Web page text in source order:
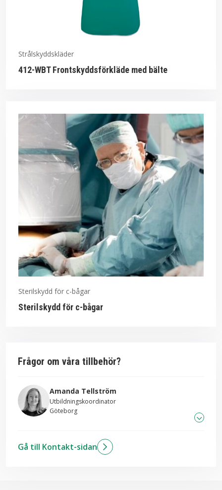
Strålskyddskläder
412-WBT Frontskyddsförkläde med bälte
Sterilskydd för c-bågar
Sterilskydd för c-bågar
Frågor om våra tillbehör?
Amanda Tellström
Utbildningskoordinator
Göteborg
Skicka mail till Amanda
Gå till Kontakt-sidan